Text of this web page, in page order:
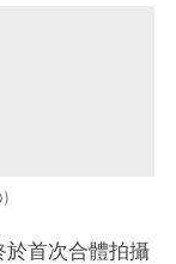
於首次合體拍攝